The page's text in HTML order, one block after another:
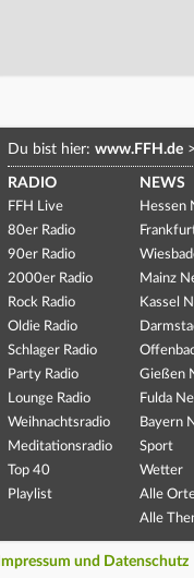
Du bist hier: www.FFH.de
RADIO
FFH Live
80er Radio
90er Radio
2000er Radio
Rock Radio
Oldie Radio
Schlager Radio
Party Radio
Lounge Radio
Weihnachtsradio
Meditationsradio
Top 40
Playlist
NEWS
Hessen
Mainz
Kassel
Gießen
Fulda
Bayern
Sport
Wetter
Alle
Alle
Impressum und Datenschutz